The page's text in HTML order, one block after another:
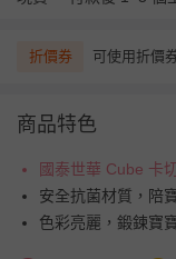
折價券 可使用折價
商品特色
國泰世華 Cube 卡
安全抗菌材質，陪
色彩亮麗，鍛鍊寶